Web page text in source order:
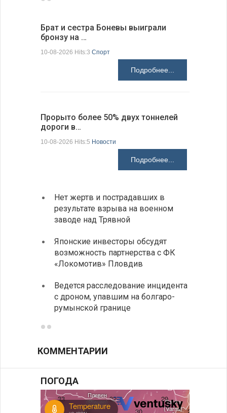
Брат и сестра Боневы выиграли
бронзу на …
10-08-2026 Hits:3 Спорт
Подробнее...
Прорыто более 50% двух тоннелей
дороги в…
10-08-2026 Hits:5 Новости
Подробнее...
Нет жертв и пострадавших в
результате взрыва на военном
заводе над Трявной
Японские инвесторы обсудят
возможность партнерства с ФК
«Локомотив» Пловдив
Ведется расследование инцидента
с дроном, упавшим на болгаро-
румынской границе
КОММЕНТАРИИ
ПОГОДА